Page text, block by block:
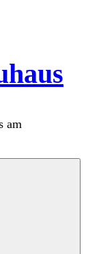
am